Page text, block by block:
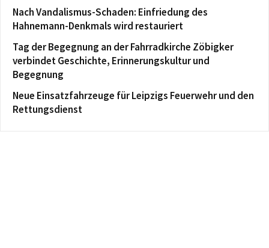
Nach Vandalismus-Schaden: Einfriedung des
Hahnemann-Denkmals wird restauriert
Tag der Begegnung an der Fahrradkirche Zöbigker
verbindet Geschichte, Erinnerungskultur und
Begegnung
Neue Einsatzfahrzeuge für Leipzigs Feuerwehr und den
Rettungsdienst